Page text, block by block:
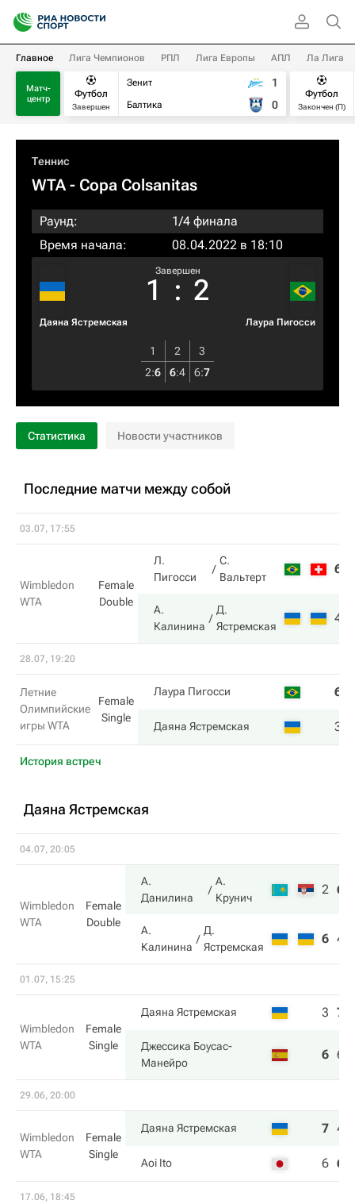
Главное Лига Чемпионов РПЛ Лига Европы АПЛ Ла Лига
Матч-
центр
Футбол
Завершен
Зенит
Балтика
1
0
Футбол
Закончен (П)
Теннис
WTA- Copa Colsanitas
Раунд:
1/4 финала
Время начала:
08.04.2022 в 18:10
Даяна Ястремская
Завершен
1 : 2
Лаура Пигосси
1 2
3
2:6 6:4 6:7
Статистика Новости участников
Последние матчи между собой
03.07, 17:55
Wimbledon
WTA
Female
Double
Л.
Пигосси
С.
Вальтерт
6
А.
Калинина
Д.
Ястремская
4
28.07, 19:20
Летние
Олимпийские
игры WTA
Female
Single
Лаура Пигосси 6
Даяна Ястремская 3
История встреч
Даяна Ястремская
04.07, 20:05
Wimbledon
WTA
Female
Double
А.
Данилина
А.
Крунич
2 6
А.
Калинина
Д.
Ястремская
6 4
01.07, 15:25
Wimbledon
WTA
Female
Single
Даяна Ястремская 3 7
Джессика Боусас-
Манейро
6 6
29.06, 20:00
Wimbledon
WTA
Female
Single
Даяна Ястремская 7 4
Aoi Ito 6 6
17.06, 18:45